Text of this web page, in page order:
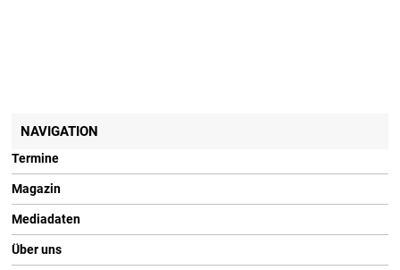
NAVIGATION
Termine
Magazin
Mediadaten
Über uns